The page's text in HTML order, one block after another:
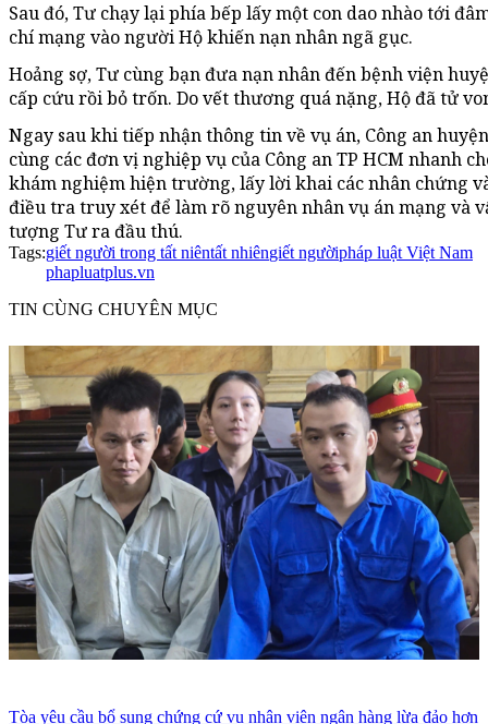
Sau đó, Tư chạy lại phía bếp lấy một con dao nhào tới
chí mạng vào người Hộ khiến nạn nhân ngã gục.
Hoảng sợ, Tư cùng bạn đưa nạn nhân đến bệnh viện
cấp cứu rồi bỏ trốn. Do vết thương quá nặng, Hộ đã tử
Ngay sau khi tiếp nhận thông tin về vụ án, Công an
cùng các đơn vị nghiệp vụ của Công an TP HCM nhanh
khám nghiệm hiện trường, lấy lời khai các nhân chứng
điều tra truy xét để làm rõ nguyên nhân vụ án mạng và
tượng Tư ra đầu thú.
Tags:giết người trong tất niêntất nhiêngiết ngườipháp luật Việt Nam
phapluatplus.vn
TIN CÙNG CHUYÊN MỤC
Tòa yêu cầu bổ sung chứng cứ vụ nhân viên ngân hàng lừa đảo hơn